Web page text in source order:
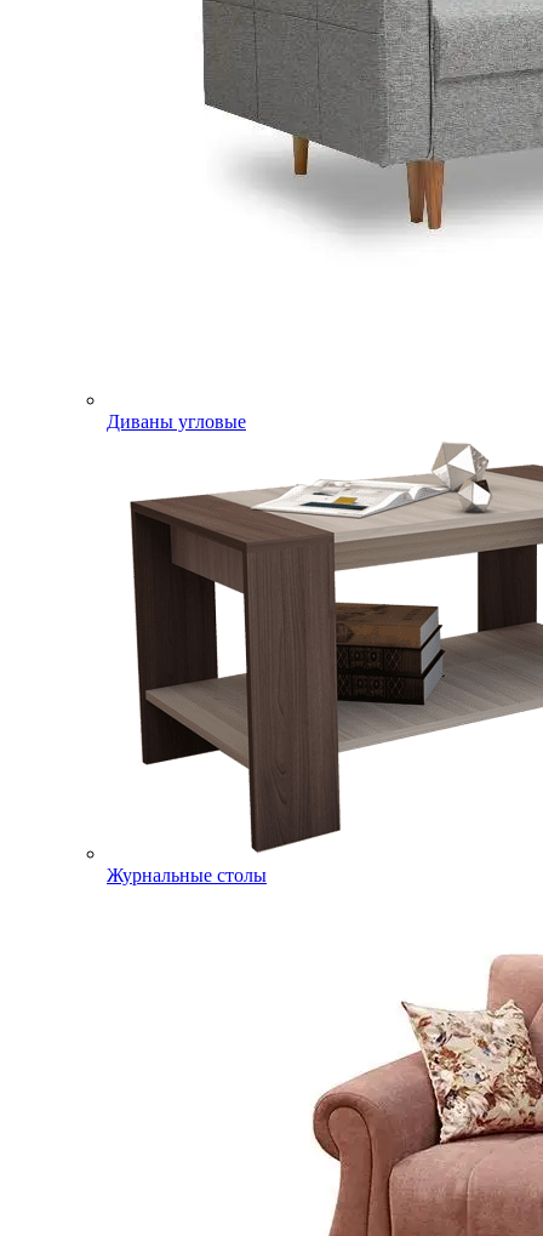
Диваны угловые
Журнальные столы